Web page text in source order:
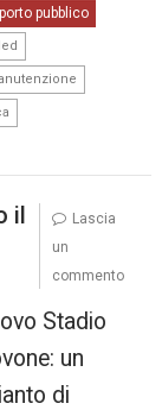
pubblico
il
Stadio
un
di
Lascia
un
commento